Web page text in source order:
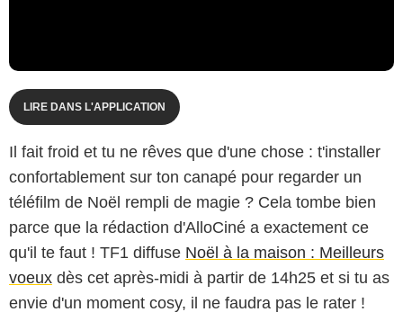
LIRE DANS L'APPLICATION
Il fait froid et tu ne rêves que d'une chose : t'installer
confortablement sur ton canapé pour regarder un
téléfilm de Noël rempli de magie ? Cela tombe bien
parce que la rédaction d'AlloCiné a exactement ce
qu'il te faut ! TF1 diffuse Noël à la maison : Meilleurs
voeux dès cet après-midi à partir de 14h25 et si tu as
envie d'un moment cosy, il ne faudra pas le rater !